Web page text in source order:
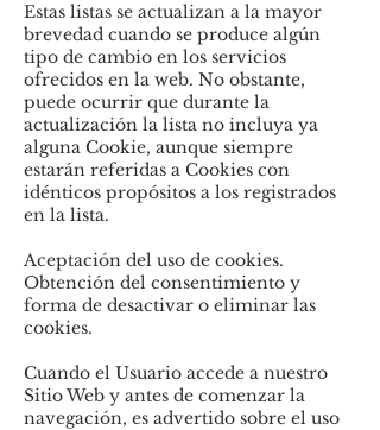
Estas listas se actualizan a la mayor
brevedad cuando se produce algún
tipo de cambio en los servicios
ofrecidos en la web. No obstante,
puede ocurrir que durante la
actualización la lista no incluya ya
alguna Cookie, aunque siempre
estarán referidas a Cookies con
idénticos propósitos a los registrados
en la lista.
Aceptación del uso de cookies.
Obtención del consentimiento y
forma de desactivar o eliminar las
cookies.
Cuando el Usuario accede a nuestro
Sitio Web y antes de comenzar la
navegación, es advertido sobre el uso